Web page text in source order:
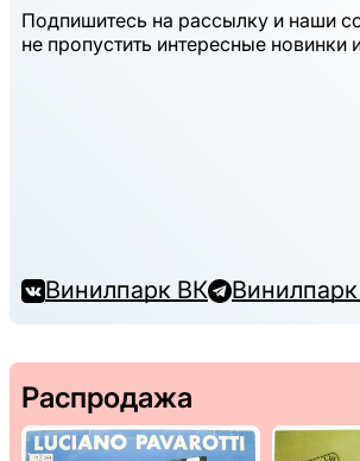
Подпишитесь на рассылку и наши
не пропустить интересные новинки
Винилпарк ВК
Распродажа